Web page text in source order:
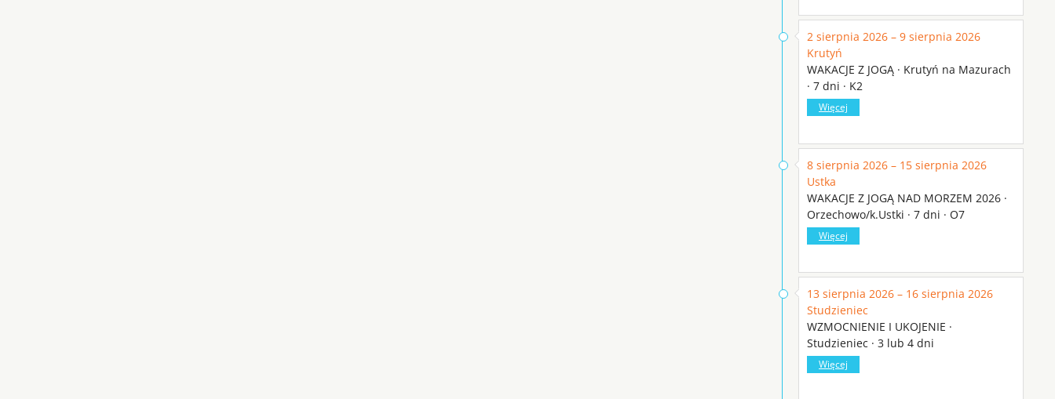
2 sierpnia 2026 – 9 sierpnia 2026
Krutyń
WAKACJE Z JOGĄ · Krutyń na Mazurach
· 7 dni · K2
Więcej
8 sierpnia 2026 – 15 sierpnia 2026
Ustka
WAKACJE Z JOGĄ NAD MORZEM 2026 ·
Orzechowo/k.Ustki · 7 dni · O7
Więcej
13 sierpnia 2026 – 16 sierpnia 2026
Studzieniec
WZMOCNIENIE I UKOJENIE ·
Studzieniec · 3 lub 4 dni
Więcej